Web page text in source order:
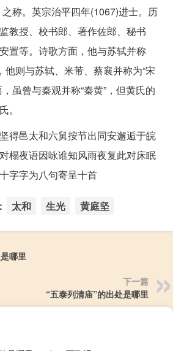
称。英宗治平四年(1067)进士。历
教授、校书郎、著作佐郎、秘书
置等。诗歌方面，他与苏轼并称
他则与苏轼、米芾、蔡襄并称为“宋
虽曾与秦观并称“秦黄”，但黄氏的
。
得邑太和六舅按节出同安邂逅于皖
榻夜语因咏谁知风雨夜复此对床眠
字字为八句寄呈十首
太和 生光 黄庭坚
哪里
下一篇
“五泰列清庙”的出处是哪里